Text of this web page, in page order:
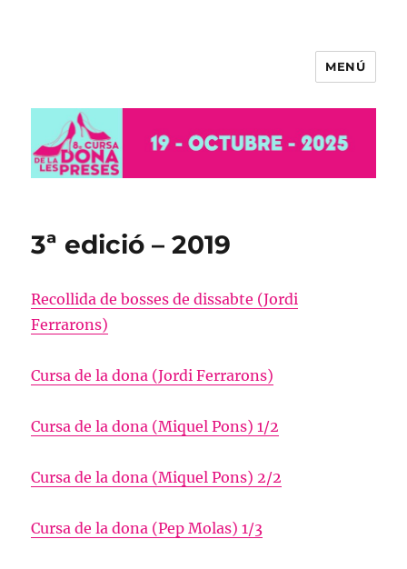
8ª Cursa de la Dona de les Preses
– 2025
MENÚ
3ª edició – 2019
Recollida de bosses de dissabte (Jordi
Ferrarons)
Cursa de la dona (Jordi Ferrarons)
Cursa de la dona (Miquel Pons) 1/2
Cursa de la dona (Miquel Pons) 2/2
Cursa de la dona (Pep Molas) 1/3